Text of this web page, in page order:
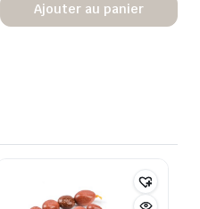
Ajouter au panier